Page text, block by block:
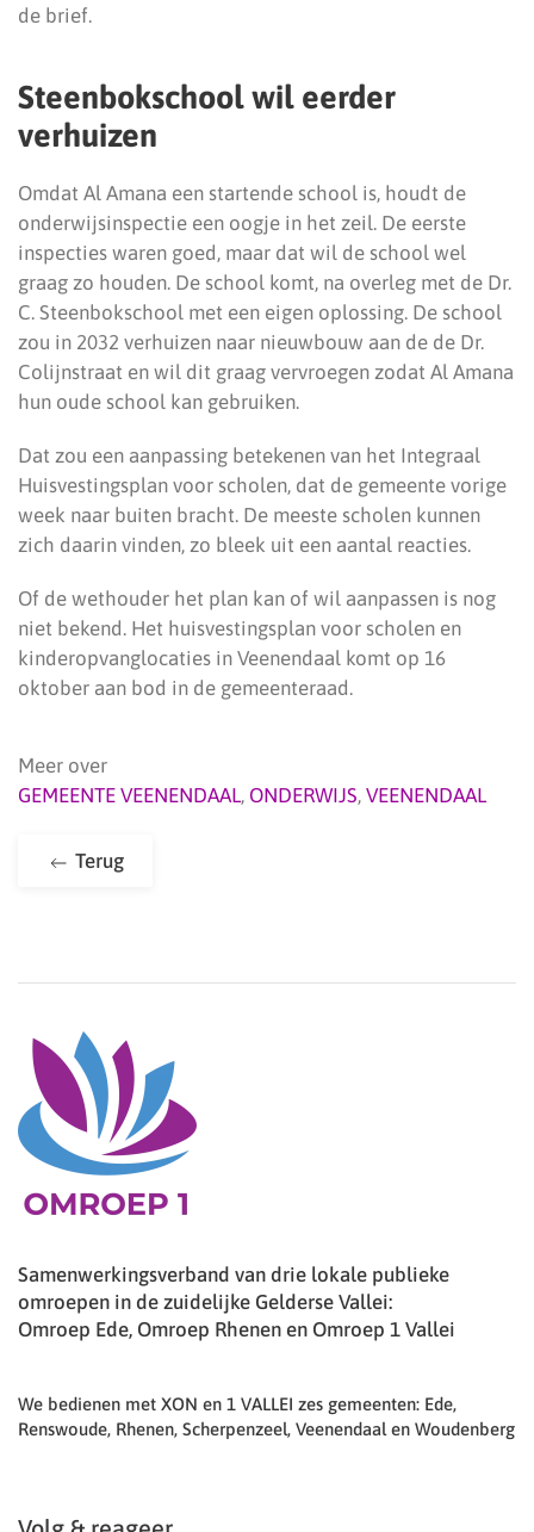
de brief.
Steenbokschool wil eerder
verhuizen
Omdat Al Amana een startende school is, houdt de
onderwijsinspectie een oogje in het zeil. De eerste
inspecties waren goed, maar dat wil de school wel
graag zo houden. De school komt, na overleg met de Dr.
C. Steenbokschool met een eigen oplossing. De school
zou in 2032 verhuizen naar nieuwbouw aan de de Dr.
Colijnstraat en wil dit graag vervroegen zodat Al Amana
hun oude school kan gebruiken.
Dat zou een aanpassing betekenen van het Integraal
Huisvestingsplan voor scholen, dat de gemeente vorige
week naar buiten bracht. De meeste scholen kunnen
zich daarin vinden, zo bleek uit een aantal reacties.
Of de wethouder het plan kan of wil aanpassen is nog
niet bekend. Het huisvestingsplan voor scholen en
kinderopvanglocaties in Veenendaal komt op 16
oktober aan bod in de gemeenteraad.
Meer over
GEMEENTE VEENENDAAL, ONDERWIJS, VEENENDAAL
Terug
Samenwerkingsverband van drie lokale publieke
omroepen in de zuidelijke Gelderse Vallei:
Omroep Ede, Omroep Rhenen en Omroep 1 Vallei
We bedienen met XON en 1 VALLEI zes gemeenten: Ede,
Renswoude, Rhenen, Scherpenzeel, Veenendaal en Woudenberg